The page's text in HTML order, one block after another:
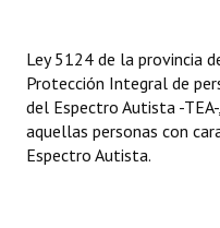
Informes de Gestión
Proyectos Presentados
Ley 5124 de la provincia
Protección Integral de
del Espectro Autista -
aquellas personas con
Espectro Autista.